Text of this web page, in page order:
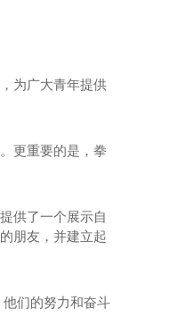
为广大青年提供
更重要的是，拳
供了一个展示自
朋友，并建立起
们的努力和奋斗